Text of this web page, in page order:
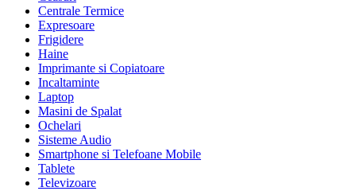
Centrale Termice
Expresoare
Frigidere
Haine
Imprimante si Copiatoare
Incaltaminte
Laptop
Masini de Spalat
Ochelari
Sisteme Audio
Smartphone si Telefoane Mobile
Tablete
Televizoare